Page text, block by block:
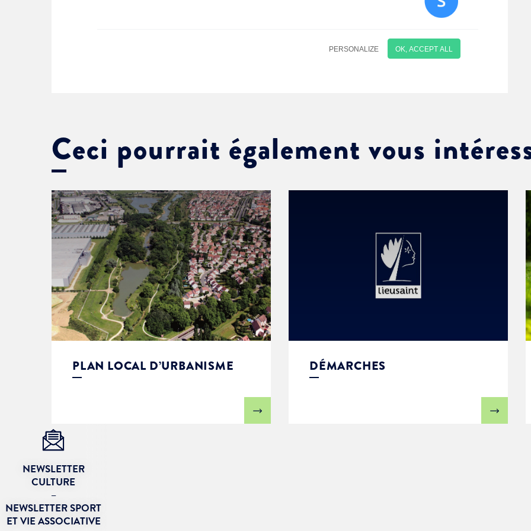
Ceci pourrait également vous
PLAN LOCAL D’URBANISME DÉMARCHES
NEWSLETTER
CULTURE
–
NEWSLETTER SPORT
ET VIE ASSOCIATIVE